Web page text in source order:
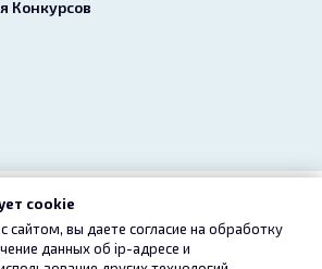
Конкурсов
freelance.boutique
соглашение Конфиденциальность
cookie
вы даете согласие на обработку
данных об ip-адресе и